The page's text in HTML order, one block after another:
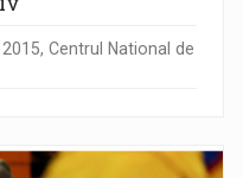
Centrul National de